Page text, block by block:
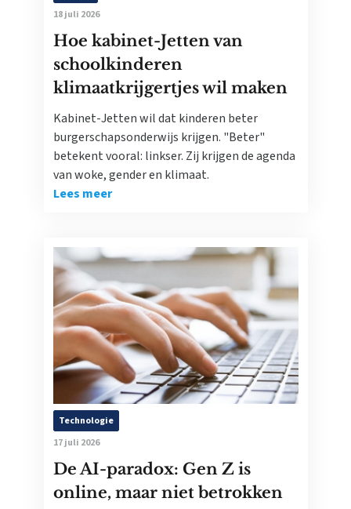
18 juli 2026
Hoe kabinet-Jetten van
schoolkinderen
klimaatkrijgertjes wil maken
Kabinet-Jetten wil dat kinderen beter
burgerschapsonderwijs krijgen. "Beter"
betekent vooral: linkser. Zij krijgen de agenda
van woke, gender en klimaat.
Lees meer
Technologie
17 juli 2026
De AI-paradox: Gen Z is
online, maar niet betrokken